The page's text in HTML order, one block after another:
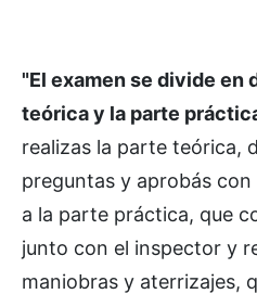
"El examen se divide en
teórica y la parte
realizas la parte teórica,
preguntas y aprobás con
a la parte práctica, que
junto con el inspector y
maniobras y aterrizajes,